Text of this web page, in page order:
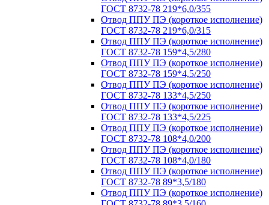
ГОСТ 8732-78 219*6,0/355
Отвод ППУ ПЭ (короткое исполнение)
ГОСТ 8732-78 219*6,0/315
Отвод ППУ ПЭ (короткое исполнение)
ГОСТ 8732-78 159*4,5/280
Отвод ППУ ПЭ (короткое исполнение)
ГОСТ 8732-78 159*4,5/250
Отвод ППУ ПЭ (короткое исполнение)
ГОСТ 8732-78 133*4,5/250
Отвод ППУ ПЭ (короткое исполнение)
ГОСТ 8732-78 133*4,5/225
Отвод ППУ ПЭ (короткое исполнение)
ГОСТ 8732-78 108*4,0/200
Отвод ППУ ПЭ (короткое исполнение)
ГОСТ 8732-78 108*4,0/180
Отвод ППУ ПЭ (короткое исполнение)
ГОСТ 8732-78 89*3,5/180
Отвод ППУ ПЭ (короткое исполнение)